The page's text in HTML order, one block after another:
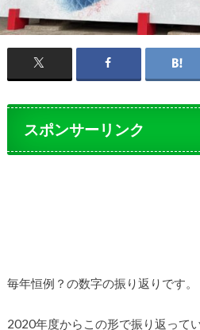
スポンサーリンク
毎年恒例？の数字の振り返りです。
2020年度からこの形で振り返って